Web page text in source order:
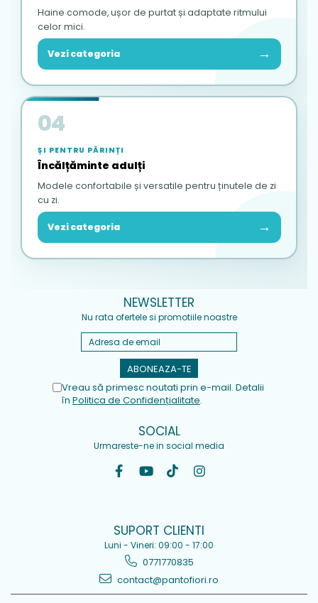
Haine comode, ușor de purtat și adaptate ritmului
celor mici.
Vezi categoria →
04
ȘI PENTRU PĂRINȚI
Încălțăminte adulți
Modele confortabile și versatile pentru ținutele de zi
cu zi.
Vezi categoria →
NEWSLETTER
Nu rata ofertele si promotiile noastre
Vreau să primesc noutati prin e-mail. Detalii
în Politica de Confidențialitate.
SOCIAL
Urmareste-ne in social media
SUPORT CLIENTI
Luni - Vineri: 09:00 - 17:00
0771770835
contact@pantofiori.ro